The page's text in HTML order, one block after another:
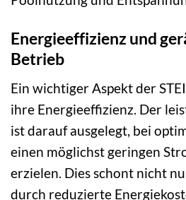
Energieeffizienz und
Betrieb
Ein wichtiger Aspekt der
ihre Energieeffizienz. Der
ist darauf ausgelegt, bei
einen möglichst geringen
erzielen. Dies schont nicht
durch reduzierte